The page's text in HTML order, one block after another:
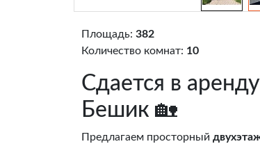
Площадь: 382
Количество комнат: 10
Сдается в
Бешик 🏡
Предлагаем просторный